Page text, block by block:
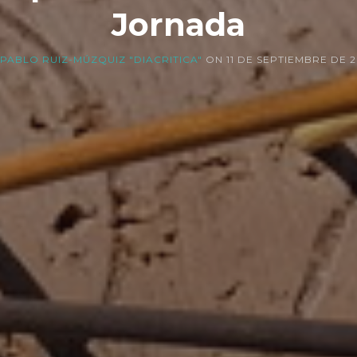
Jornada
PABLO RUIZ-MÚZQUIZ "DIACRITICA" ON 11 DE SEPTIEMBRE DE